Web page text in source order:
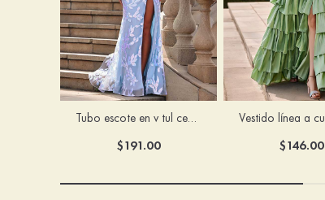
Tubo escote en v tul cepillo tren vestido de graduación
$191.00 $146.00